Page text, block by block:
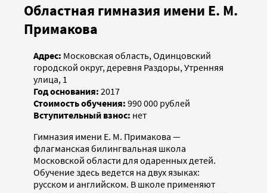
Областная гимназия имени Е. М.
Примакова
Адрес: Московская область, Одинцовский
городской округ, деревня Раздоры, Утренняя
улица, 1
Год основания: 2017
Стоимость обучения: 990 000 рублей
Вступительный взнос: нет
Гимназия имени Е. М. Примакова —
флагманская билингвальная школа
Московской области для одаренных детей.
Обучение здесь ведется на двух языках:
русском и английском. В школе применяют